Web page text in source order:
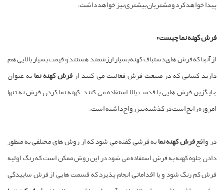
پیدا خواهد کرد و مشتریان بیشتری نیز خواهد داشت.
فرش کهنه نما چیست؟
از آنجا که فرش های دستباف کهنه بسیار ارزشمند هستند و قیمت بسیار بالایی هم
دارند کسانی که در صنعت فرش فعالیت می کنند از فرش کهنه نما به عنوان
جایگزین فرش هایی با قدمت بالا استفاده می کنند. کهنه نما کردن فرش نه تنها
امروزه رایج است در گذشته نیز رواج داشته است.
در واقعفرش کهنه نما به فرشی گفته می شود که از روش های مختلفی به منظور
دادن جلوه کهنه به فرش استفاده می شود در این روش ممکن است که رنگ اولیه
فرش کم رنگ شود و یا اقداماتی انجام پذیرد که قسمت هایی از فرش ساییدگی